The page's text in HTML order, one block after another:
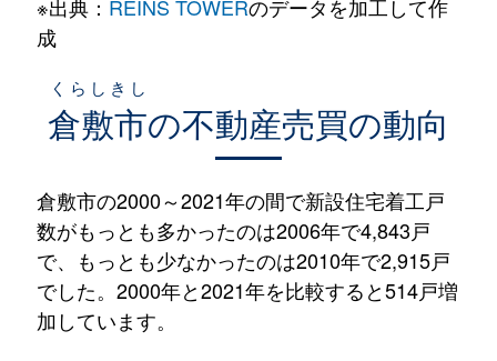
※出典： REINS TOWERのデータを加工して作
成
倉敷市
くらしきし
の不動産売買の動向
倉敷市の2000～2021年の間で新設住宅着工戸
数がもっとも多かったのは2006年で4,843戸
で、もっとも少なかったのは2010年で2,915戸
でした。2000年と2021年を比較すると514戸増
加しています。